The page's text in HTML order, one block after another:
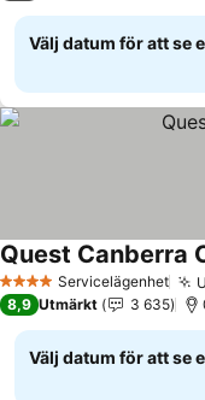
Välj datum för att se
4 StjärnorServicelägenhet
Quest Canberra
8,9 Utmärkt 3 635
Välj datum för att se